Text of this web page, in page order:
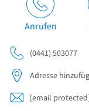
Anrufen
(0441) 503077
Adresse
[email protected]